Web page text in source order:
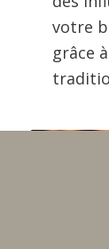
votre
grâce